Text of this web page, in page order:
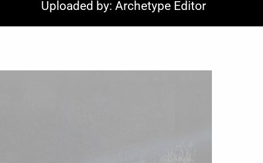
Uploaded by: Archetype Editor